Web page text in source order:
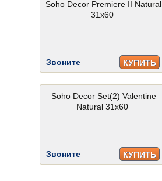
Soho Decor Premiere II Natural
31x60
Звоните КУПИТЬ
Soho Decor Set(2) Valentine
Natural 31x60
Звоните КУПИТЬ